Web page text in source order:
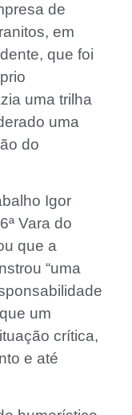
de
em
que foi
uma trilha
uma
do
Igor
Vara do
que a
“uma
um
crítica,
e até